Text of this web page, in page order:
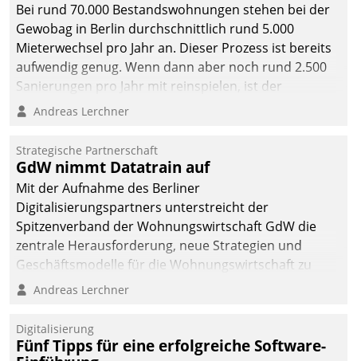
Bei rund 70.000 Bestandswohnungen stehen bei der
Gewobag in Berlin durchschnittlich rund 5.000
Mieterwechsel pro Jahr an. Dieser Prozess ist bereits
aufwendig genug. Wenn dann aber noch rund 2.500
Sanierungen pro Jahr mit reinspielen, ist der
Betreuungs- und Organisationsaufwand immens. Im
kommunale Wohnungsbauunternehmen daher
gemeinsam mit der Berliner Datatrain GmbH den
Teilprozess der Objektsanierung digitalisiert.
Andreas Lerchner
Strategische Partnerschaft
GdW nimmt Datatrain auf
Mit der Aufnahme des Berliner
Digitalisierungspartners unterstreicht der
Spitzenverband der Wohnungswirtschaft GdW die
zentrale Herausforderung, neue Strategien und
Geschäftsmodelle für die Wohnungswirtschaft zu
entwickeln.
Andreas Lerchner
Digitalisierung
Fünf Tipps für eine erfolgreiche Software-